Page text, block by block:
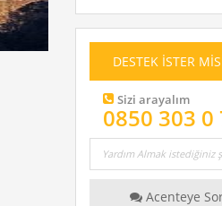
DESTEK İSTER
Sizi arayalım
0850 303 0
Acenteye